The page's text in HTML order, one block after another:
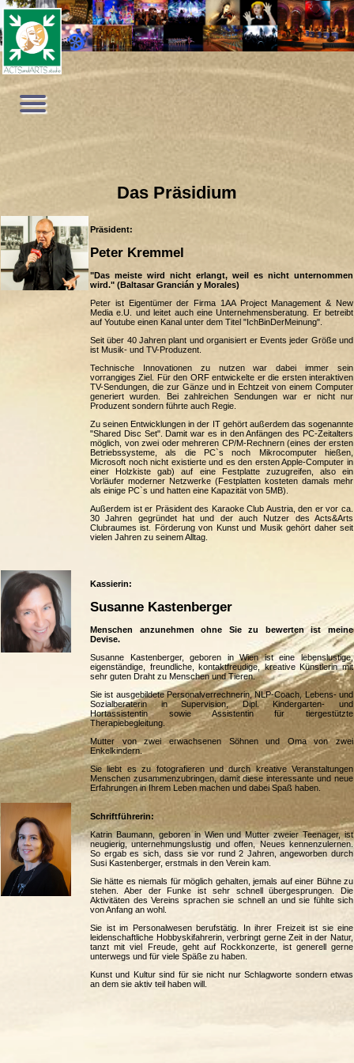
Das Präsidium
Präsident:
Peter Kremmel
"Das meiste wird nicht erlangt, weil es nicht unternommen
wird." (Baltasar Grancián y Morales)
Peter ist Eigentümer der Firma 1AA Project Management & New
Media e.U. und leitet auch eine Unternehmensberatung. Er betreibt
auf Youtube einen Kanal unter dem Titel "IchBinDerMeinung".
Seit über 40 Jahren plant und organisiert er Events jeder Größe und
ist Musik- und TV-Produzent.
Technische Innovationen zu nutzen war dabei immer sein
vorrangiges Ziel. Für den ORF entwickelte er die ersten interaktiven
TV-Sendungen, die zur Gänze und in Echtzeit von einem Computer
generiert wurden. Bei zahlreichen Sendungen war er nicht nur
Produzent sondern führte auch Regie.
Zu seinen Entwicklungen in der IT gehört außerdem das sogenannte
"Shared Disc Set". Damit war es in den Anfängen des PC-Zeitalters
möglich, von zwei oder mehreren CP/M-Rechnern (eines der ersten
Betriebssysteme, als die PC`s noch Mikrocomputer hießen,
Microsoft noch nicht existierte und es den ersten Apple-Computer in
einer Holzkiste gab) auf eine Festplatte zuzugreifen, also ein
Vorläufer moderner Netzwerke (Festplatten kosteten damals mehr
als einige PC`s und hatten eine Kapazität von 5MB).
Außerdem ist er Präsident des Karaoke Club Austria, den er vor ca.
30 Jahren gegründet hat und der auch Nutzer des Acts&Arts
Clubraumes ist. Förderung von Kunst und Musik gehört daher seit
vielen Jahren zu seinem Alltag.
Kassierin:
Susanne Kastenberger
Menschen anzunehmen ohne Sie zu bewerten ist meine
Devise.
Susanne Kastenberger, geboren in Wien ist eine lebenslustige,
eigenständige, freundliche, kontaktfreudige, kreative Künstlerin mit
sehr guten Draht zu Menschen und Tieren.
Sie ist ausgebildete Personalverrechnerin, NLP-Coach, Lebens- und
Sozialberaterin in Supervision, Dipl. Kindergarten- und
Hortassistentin sowie Assistentin für tiergestützte
Therapiebegleitung.
Mutter von zwei erwachsenen Söhnen und Oma von zwei
Enkelkindern.
Sie liebt es zu fotografieren und durch kreative Veranstaltungen
Menschen zusammenzubringen, damit diese interessante und neue
Erfahrungen in Ihrem Leben machen und dabei Spaß haben.
Schriftführerin:
Katrin Baumann, geboren in Wien und Mutter zweier Teenager, ist
neugierig, unternehmungslustig und offen, Neues kennenzulernen.
So ergab es sich, dass sie vor rund 2 Jahren, angeworben durch
Susi Kastenberger, erstmals in den Verein kam.
Sie hätte es niemals für möglich gehalten, jemals auf einer Bühne zu
stehen. Aber der Funke ist sehr schnell übergesprungen. Die
Aktivitäten des Vereins sprachen sie schnell an und sie fühlte sich
von Anfang an wohl.
Sie ist im Personalwesen berufstätig. In ihrer Freizeit ist sie eine
leidenschaftliche Hobbyskifahrerin, verbringt gerne Zeit in der Natur,
tanzt mit viel Freude, geht auf Rockkonzerte, ist generell gerne
unterwegs und für viele Späße zu haben.
Kunst und Kultur sind für sie nicht nur Schlagworte sondern etwas
an dem sie aktiv teil haben will.